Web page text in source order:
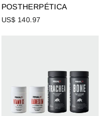
POSTHERPÉTICA
US$ 140.97